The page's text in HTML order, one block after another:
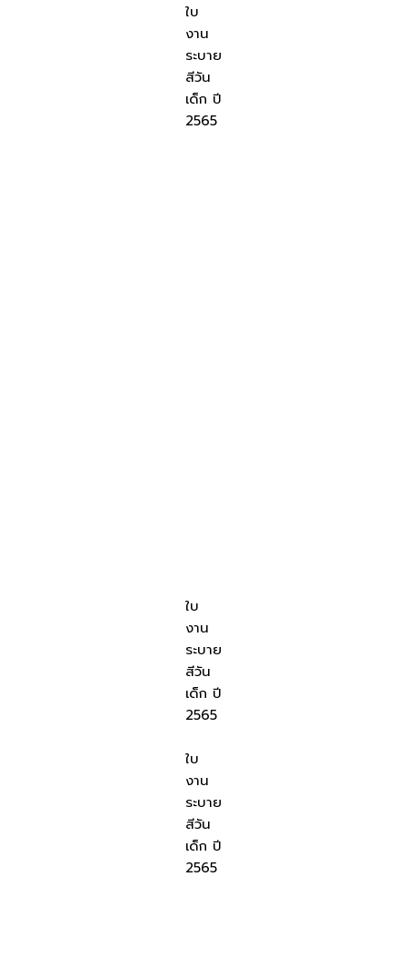
ใบ
งาน
ระบาย
สีวัน
เด็ก ปี
2565
ใบ
งาน
ระบาย
สีวัน
เด็ก ปี
2565
ใบ
งาน
ระบาย
สีวัน
เด็ก ปี
2565